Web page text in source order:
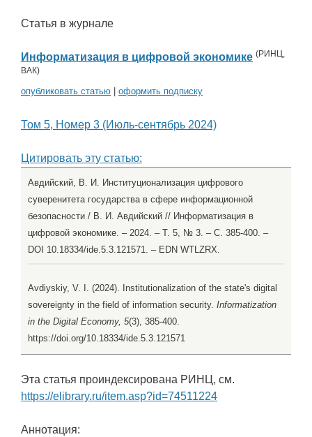
Статья в журнале
Информатизация в цифровой экономике (РИНЦ,
ВАК)
опубликовать статью оформить подписку
Том 5, Номер 3 (Июль-сентябрь 2024)
Цитировать эту статью:
Авдийский, В. И. Институционализация цифрового
суверенитета государства в сфере информационной
безопасности / В. И. Авдийский // Информатизация в
цифровой экономике. – 2024. – Т. 5, № 3. – С. 385-400. –
DOI 10.18334/ide.5.3.121571. – EDN WTLZRX.
Avdiyskiy, V. I. (2024). Institutionalization of the state's digital
sovereignty in the field of information security. Informatization
in the Digital Economy, 5(3), 385-400.
https://doi.org/10.18334/ide.5.3.121571
Эта статья проиндексирована РИНЦ, см.
https://elibrary.ru/item.asp?id=74511224
Аннотация: